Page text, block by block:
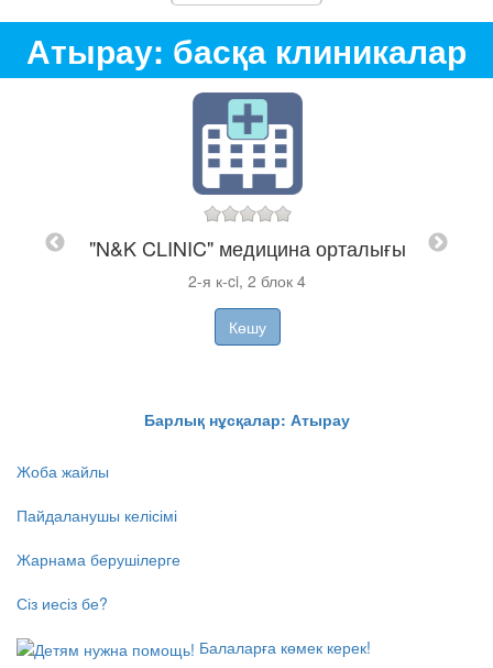
Атырау: басқа клиникалар
"N&K CLINIC" медицина орталығы
​2-я к-ci, 2 блок 4
Көшу
Барлық нұсқалар: Атырау
Жоба жайлы
Пайдаланушы келісімі
Жарнама берушілерге
Сіз иесіз бе?
Балаларға көмек керек!